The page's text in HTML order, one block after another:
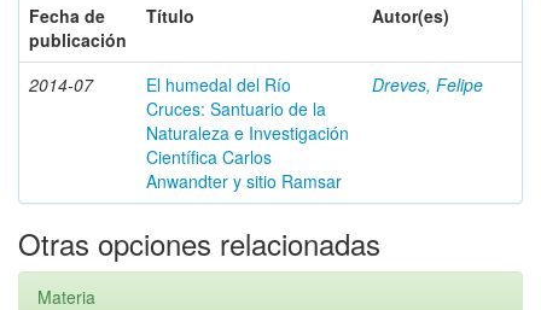
Fecha de
publicación
Título Autor(es)
2014-07
El humedal del Río
Cruces: Santuario de la
Naturaleza e Investigación
Científica Carlos
Anwandter y sitio Ramsar
Dreves, Felipe
Otras opciones relacionadas
Materia